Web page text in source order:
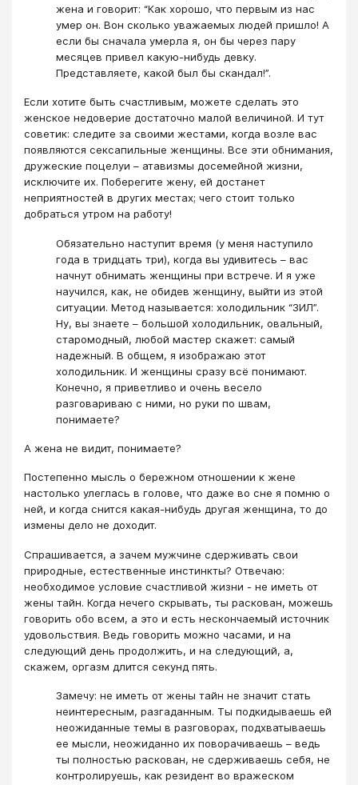
жена и говорит: “Как хорошо, что первым из нас
умер он. Вон сколько уважаемых людей пришло! А
если бы сначала умерла я, он бы через пару
месяцев привел какую-нибудь девку.
Представляете, какой был бы скандал!”.
Если хотите быть счастливым, можете сделать это
женское недоверие достаточно малой величиной. И тут
советик: следите за своими жестами, когда возле вас
появляются сексапильные женщины. Все эти обнимания,
дружеские поцелуи – атавизмы досемейной жизни,
исключите их. Поберегите жену, ей достанет
неприятностей в других местах; чего стоит только
добраться утром на работу!
Обязательно наступит время (у меня наступило
года в тридцать три), когда вы удивитесь – вас
начнут обнимать женщины при встрече. И я уже
научился, как, не обидев женщину, выйти из этой
ситуации. Метод называется: холодильник “ЗИЛ”.
Ну, вы знаете – большой холодильник, овальный,
старомодный, любой мастер скажет: самый
надежный. В общем, я изображаю этот
холодильник. И женщины сразу всё понимают.
Конечно, я приветливо и очень весело
разговариваю с ними, но руки по швам,
понимаете?
А жена не видит, понимаете?
Постепенно мысль о бережном отношении к жене
настолько улеглась в голове, что даже во сне я помню о
ней, и когда снится какая-нибудь другая женщина, то до
измены дело не доходит.
Спрашивается, а зачем мужчине сдерживать свои
природные, естественные инстинкты? Отвечаю:
необходимое условие счастливой жизни - не иметь от
жены тайн. Когда нечего скрывать, ты раскован, можешь
говорить обо всем, а это и есть нескончаемый источник
удовольствия. Ведь говорить можно часами, и на
следующий день продолжить, и на следующий, а,
скажем, оргазм длится секунд пять.
Замечу: не иметь от жены тайн не значит стать
неинтересным, разгаданным. Ты подкидываешь ей
неожиданные темы в разговорах, подхватываешь
ее мысли, неожиданно их поворачиваешь – ведь
ты полностью раскован, не сдерживаешь себя, не
контролируешь, как резидент во вражеском